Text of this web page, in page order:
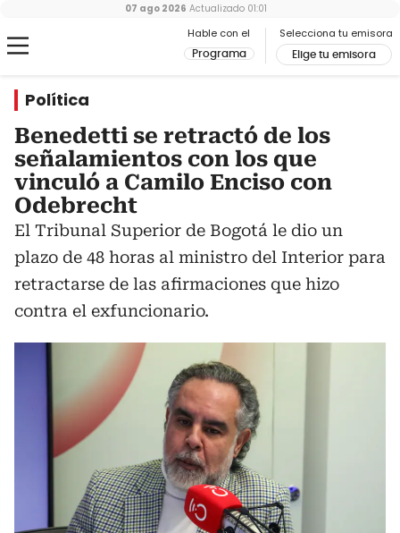
Hable con el
Programa
Selecciona tu emisora
Elige tu emisora
07 ago 2026 Actualizado 01:01
Política
Benedetti se retractó de los
señalamientos con los que
vinculó a Camilo Enciso con
Odebrecht
El Tribunal Superior de Bogotá le dio un
plazo de 48 horas al ministro del Interior para
retractarse de las afirmaciones que hizo
contra el exfuncionario.